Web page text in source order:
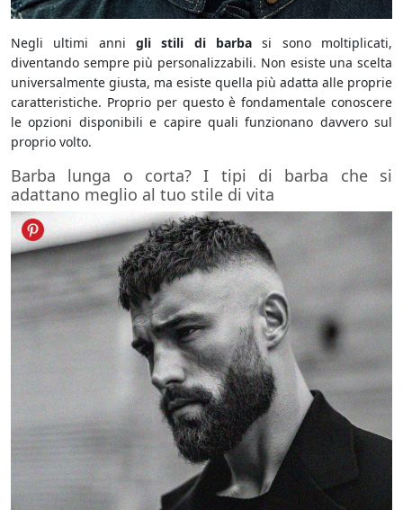
Negli ultimi anni gli stili di barba si sono moltiplicati,
diventando sempre più personalizzabili. Non esiste una scelta
universalmente giusta, ma esiste quella più adatta alle proprie
caratteristiche. Proprio per questo è fondamentale conoscere
le opzioni disponibili e capire quali funzionano davvero sul
proprio volto.
Barba lunga o corta? I tipi di barba che si
adattano meglio al tuo stile di vita